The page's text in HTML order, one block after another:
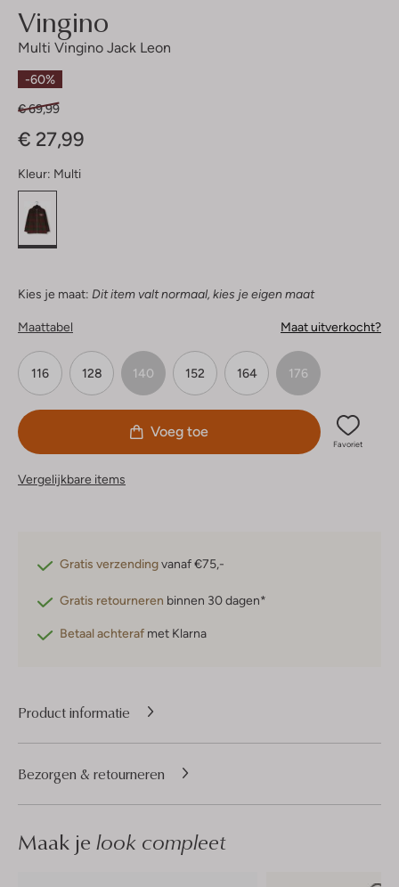
Vingino
Multi Vingino Jack Leon
-60%
€ 69,99
€ 27,99
Kleur: Multi
Kies je maat: Dit item valt normaal, kies je eigen maat
Maattabel Maat uitverkocht?
116 128 140 152 164 176
Voeg toe
Favoriet
Vergelijkbare items
Gratis verzendingvanaf €75,-
Gratis retourneren binnen 30 dagen*
Betaal achteraf met Klarna
Product informatie
Bezorgen & retourneren
Maak je look compleet